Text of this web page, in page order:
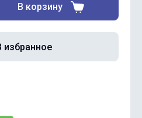
В корзину
избранное